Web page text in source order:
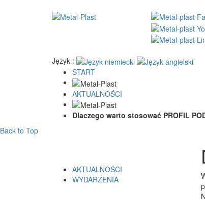
Język :
START
AKTUALNOŚCI
Dlaczego warto stosować PROFIL
Back to Top
AKTUALNOŚCI
WYDARZENIA